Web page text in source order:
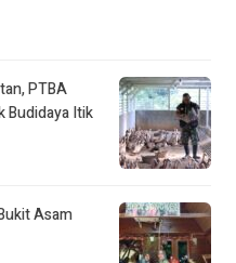
PTBA
Budidaya Itik
Asam